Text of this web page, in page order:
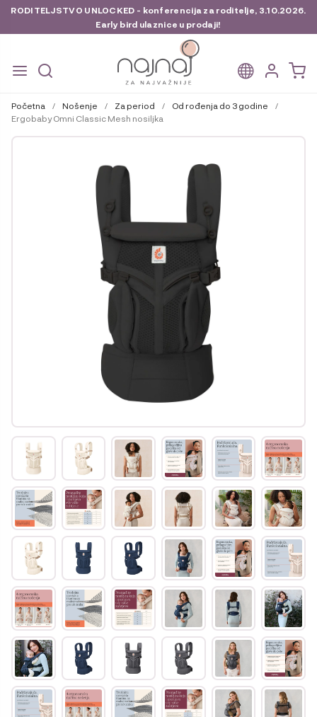
RODITELJSTVO UNLOCKED - konferencija za roditelje, 3.10.2026.
Early bird ulaznice u prodaji!
na
navigaciju
do
sadržaja
Početna / Nošenje / Za period / Od rođenja do 3 godine
/
Ergobaby Omni Classic Mesh nosiljka